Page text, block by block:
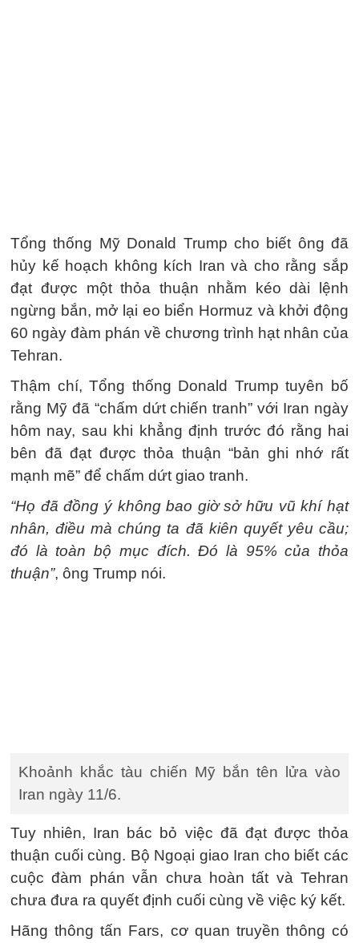
Tổng thống Mỹ Donald Trump cho biết ông đã
hủy kế hoạch không kích Iran và cho rằng sắp
đạt được một thỏa thuận nhằm kéo dài lệnh
ngừng bắn, mở lại eo biển Hormuz và khởi động
60 ngày đàm phán về chương trình hạt nhân của
Tehran.
Thậm chí, Tổng thống Donald Trump tuyên bố
rằng Mỹ đã “chấm dứt chiến tranh” với Iran ngày
hôm nay, sau khi khẳng định trước đó rằng hai
bên đã đạt được thỏa thuận “bản ghi nhớ rất
mạnh mẽ” để chấm dứt giao tranh.
“Họ đã đồng ý không bao giờ sở hữu vũ khí hạt
nhân, điều mà chúng ta đã kiên quyết yêu cầu;
đó là toàn bộ mục đích. Đó là 95% của thỏa
thuận”, ông Trump nói.
Khoảnh khắc tàu chiến Mỹ bắn tên lửa vào
Iran ngày 11/6.
Tuy nhiên, Iran bác bỏ việc đã đạt được thỏa
thuận cuối cùng. Bộ Ngoại giao Iran cho biết các
cuộc đàm phán vẫn chưa hoàn tất và Tehran
chưa đưa ra quyết định cuối cùng về việc ký kết.
Hãng thông tấn Fars, cơ quan truyền thông có